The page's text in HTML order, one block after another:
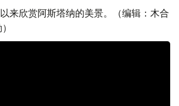
来欣赏阿斯塔纳的美景。（编辑：木合